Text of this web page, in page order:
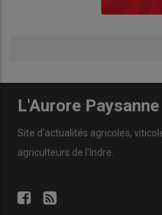
L'Aurore Paysanne
Site d'actualités agricoles,
agriculteurs de l'Indre.